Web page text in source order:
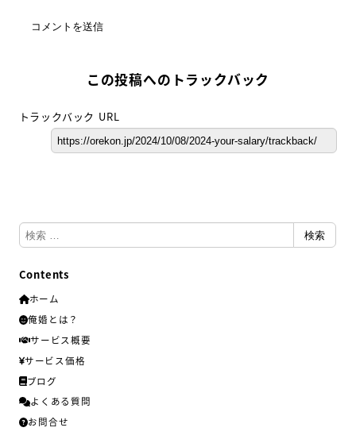
この投稿へのトラックバック
トラックバック URL
検
索
検索
Contents
ホーム
俺婚とは？
サービス概要
サービス価格
ブログ
よくある質問
お問合せ